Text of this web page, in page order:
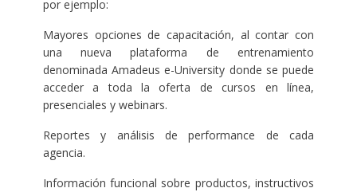
por ejemplo:
Mayores opciones de capacitación, al contar con
una nueva plataforma de entrenamiento
denominada Amadeus e-University donde se puede
acceder a toda la oferta de cursos en línea,
presenciales y webinars.
Reportes y análisis de performance de cada
agencia.
Información funcional sobre productos, instructivos